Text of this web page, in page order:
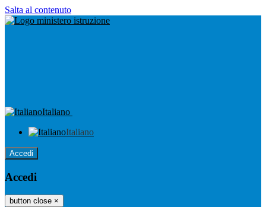
Salta al contenuto
Italiano
Italiano
Accedi
Accedi
button close ×